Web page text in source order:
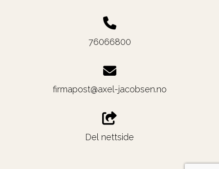
76066800
firmapost@axel-jacobsen.no
Del nettside